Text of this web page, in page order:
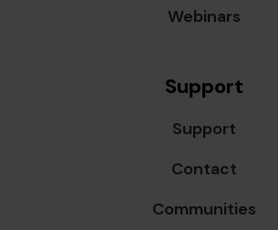
Webinars
Support
Support
Contact
Communities